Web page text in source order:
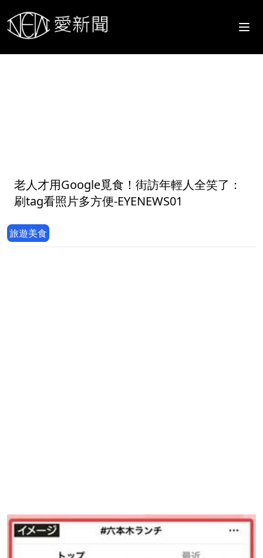
老人才用Google覓食！街訪年輕人全笑了：
刷tag看照片多方便-EYENEWS01
旅遊美食